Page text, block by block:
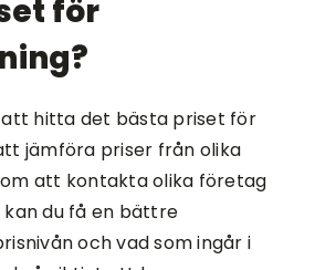
för
hitta det bästa priset för
jämföra priser från olika
att kontakta olika företag
du få en bättre
och vad som ingår i